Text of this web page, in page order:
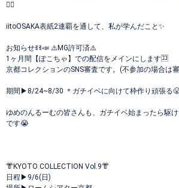
❤️‍🔥
iitoOSAKA表紙2連覇を通して、私が学んだこと✨️
お知らせꉂꉂ📣 ⚠️MG許可済⚠️
1ヶ月間【ぽこちゃ】での配信をメインにします🈁
京都コレクションのSNS審査です。(不参加の場合は
期間▶︎8/24~8/30 ＊ガチイベに向けて枠作り頑張る
ゆめのんるーむの皆さんも、ガチイベ始まったら駆
です😭
👘KYOTO COLLECTION Vol.9👘
日程▶︎9/6(日)